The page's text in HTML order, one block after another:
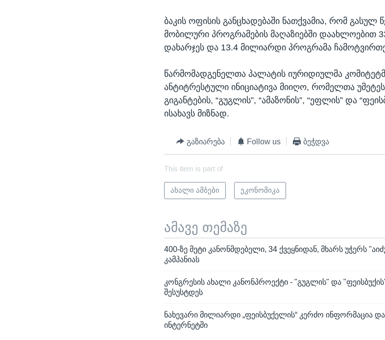
ბაკის ოფისის განცხადებაში ნათქვამია, რომ გასულ
მობილური პროგრამების მაღაზიებში
დახარჯეს და 13.4 მილიარდი პროგრამა
წარმომადგენელთა პალატის იურიდიულმა კომიტეტმა
ანტიტრესტული ინიციატივა მიიღო, რომელთა
გიგანტების, “გუგლის”, “ამაზონის”, “ეფლის” და
ისახავს მიზნად.
გაზიარება Follow us ბეჭდვა
This item is part of
ახალი ამბები ეკონომიკა
ამავე თემაზე
400-ზე მეტი კანონმდებელი, 34 ქვეყნიდან, მხარს უჭერს
კამპანიას
კონგრესის ახალი კანონპროექტი - "გუგლის" და
შესუსტდეს
ნახევარი მილიარდი „ფეისბუქელის“ კერძო ინფორმაცია
ინტერნეტში